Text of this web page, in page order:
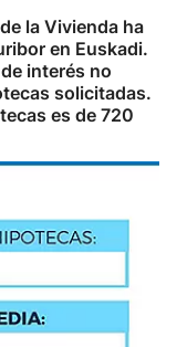
la Vivienda ha
en Euskadi.
interés no
solicitadas.
es de 720